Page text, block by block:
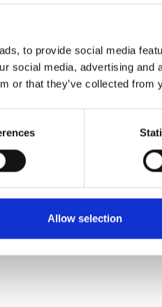
to provide social media
social media, advertising
or that they’ve collected
Allow selection
2025
#Novità Lavoro
2025
Lavorativa